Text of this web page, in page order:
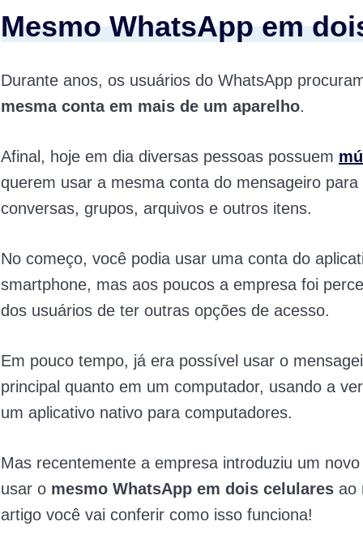
Mesmo WhatsApp em
Durante anos, os usuários do WhatsApp
mesma conta em mais de um aparelho.
Afinal, hoje em dia diversas pessoas possuem
querem usar a mesma conta do mensageiro
conversas, grupos, arquivos e outros itens.
No começo, você podia usar uma conta do
smartphone, mas aos poucos a empresa foi
dos usuários de ter outras opções de acesso.
Em pouco tempo, já era possível usar o
principal quanto em um computador, usando a
um aplicativo nativo para computadores.
Mas recentemente a empresa introduziu um
usar o mesmo WhatsApp em dois celulares ao
artigo você vai conferir como isso funciona!